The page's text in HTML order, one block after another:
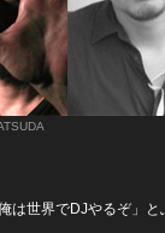
は世界でDJやるぞ」と